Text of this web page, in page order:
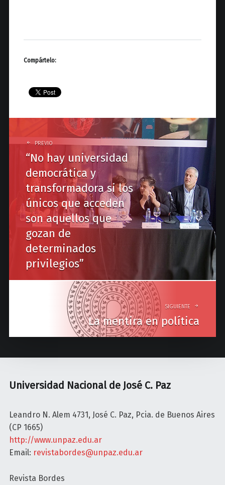
Compártelo:
o
a
o
n
PREVIO
“No hay universidad
democrática y
transformadora si los
únicos que acceden
son aquellos que
gozan de
determinados
privilegios”
SIGUIENTE
La mentira en política
Universidad Nacional de José C. Paz
Leandro N. Alem 4731, José C. Paz, Pcia. de Buenos Aires
(CP 1665)
http://www.unpaz.edu.ar
Email: revistabordes@unpaz.edu.ar
Revista Bordes